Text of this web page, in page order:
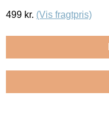
499 kr. (Vis fragtpris)